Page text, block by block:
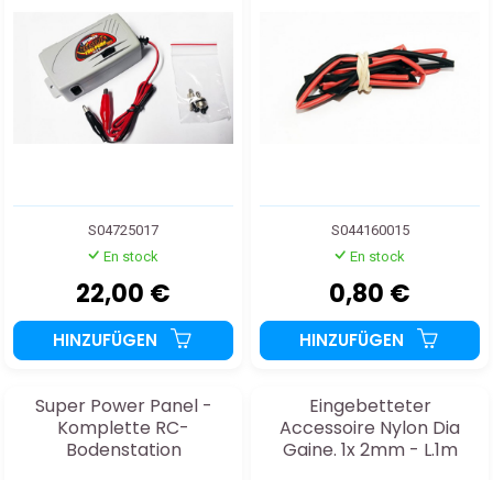
S04725017
En stock
22,00 €
HINZUFÜGEN
S044160015
En stock
0,80 €
HINZUFÜGEN
Super Power Panel -
Komplette RC-
Bodenstation
Eingebetteter
Accessoire Nylon Dia
Gaine. 1x 2mm - L.1m